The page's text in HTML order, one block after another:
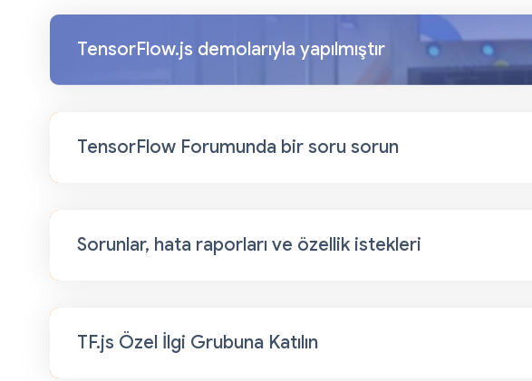
TensorFlow.js demolarıyla yapılmıştır
TensorFlow Forumunda bir soru sorun
Sorunlar, hata raporları ve özellik istekleri
TF.js Özel İlgi Grubuna Katılın